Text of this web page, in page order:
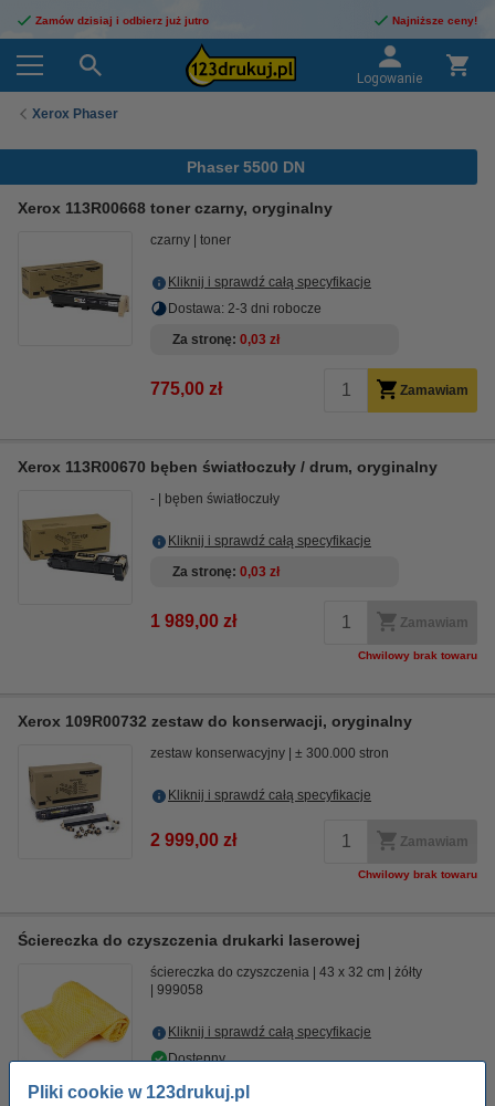
Pliki cookie w 123drukuj.pl
Zamów dzisiaj i odbierz już jutro Najniższe ceny!
Logowanie
Xerox Phaser
Phaser 5500 DN
Xerox 113R00668 toner czarny, oryginalny
czarny toner
Kliknij i sprawdź całą specyfikacje
Dostawa: 2-3 dni robocze
Za stronę 0,03 zł
775,00 zł Zamawiam
Xerox 113R00670 bęben światłoczuły / drum, oryginalny
- bęben światłoczuły
Kliknij i sprawdź całą specyfikacje
Za stronę 0,03 zł
1 989,00 zł Zamawiam
Chwilowy brak towaru
Xerox 109R00732 zestaw do konserwacji, oryginalny
zestaw konserwacyjny ± 300.000 stron
Kliknij i sprawdź całą specyfikacje
2 999,00 zł Zamawiam
Chwilowy brak towaru
Ściereczka do czyszczenia drukarki laserowej
ściereczka do czyszczenia 43 x 32 cm
żółty
999058
Kliknij i sprawdź całą specyfikacje
Dostępny